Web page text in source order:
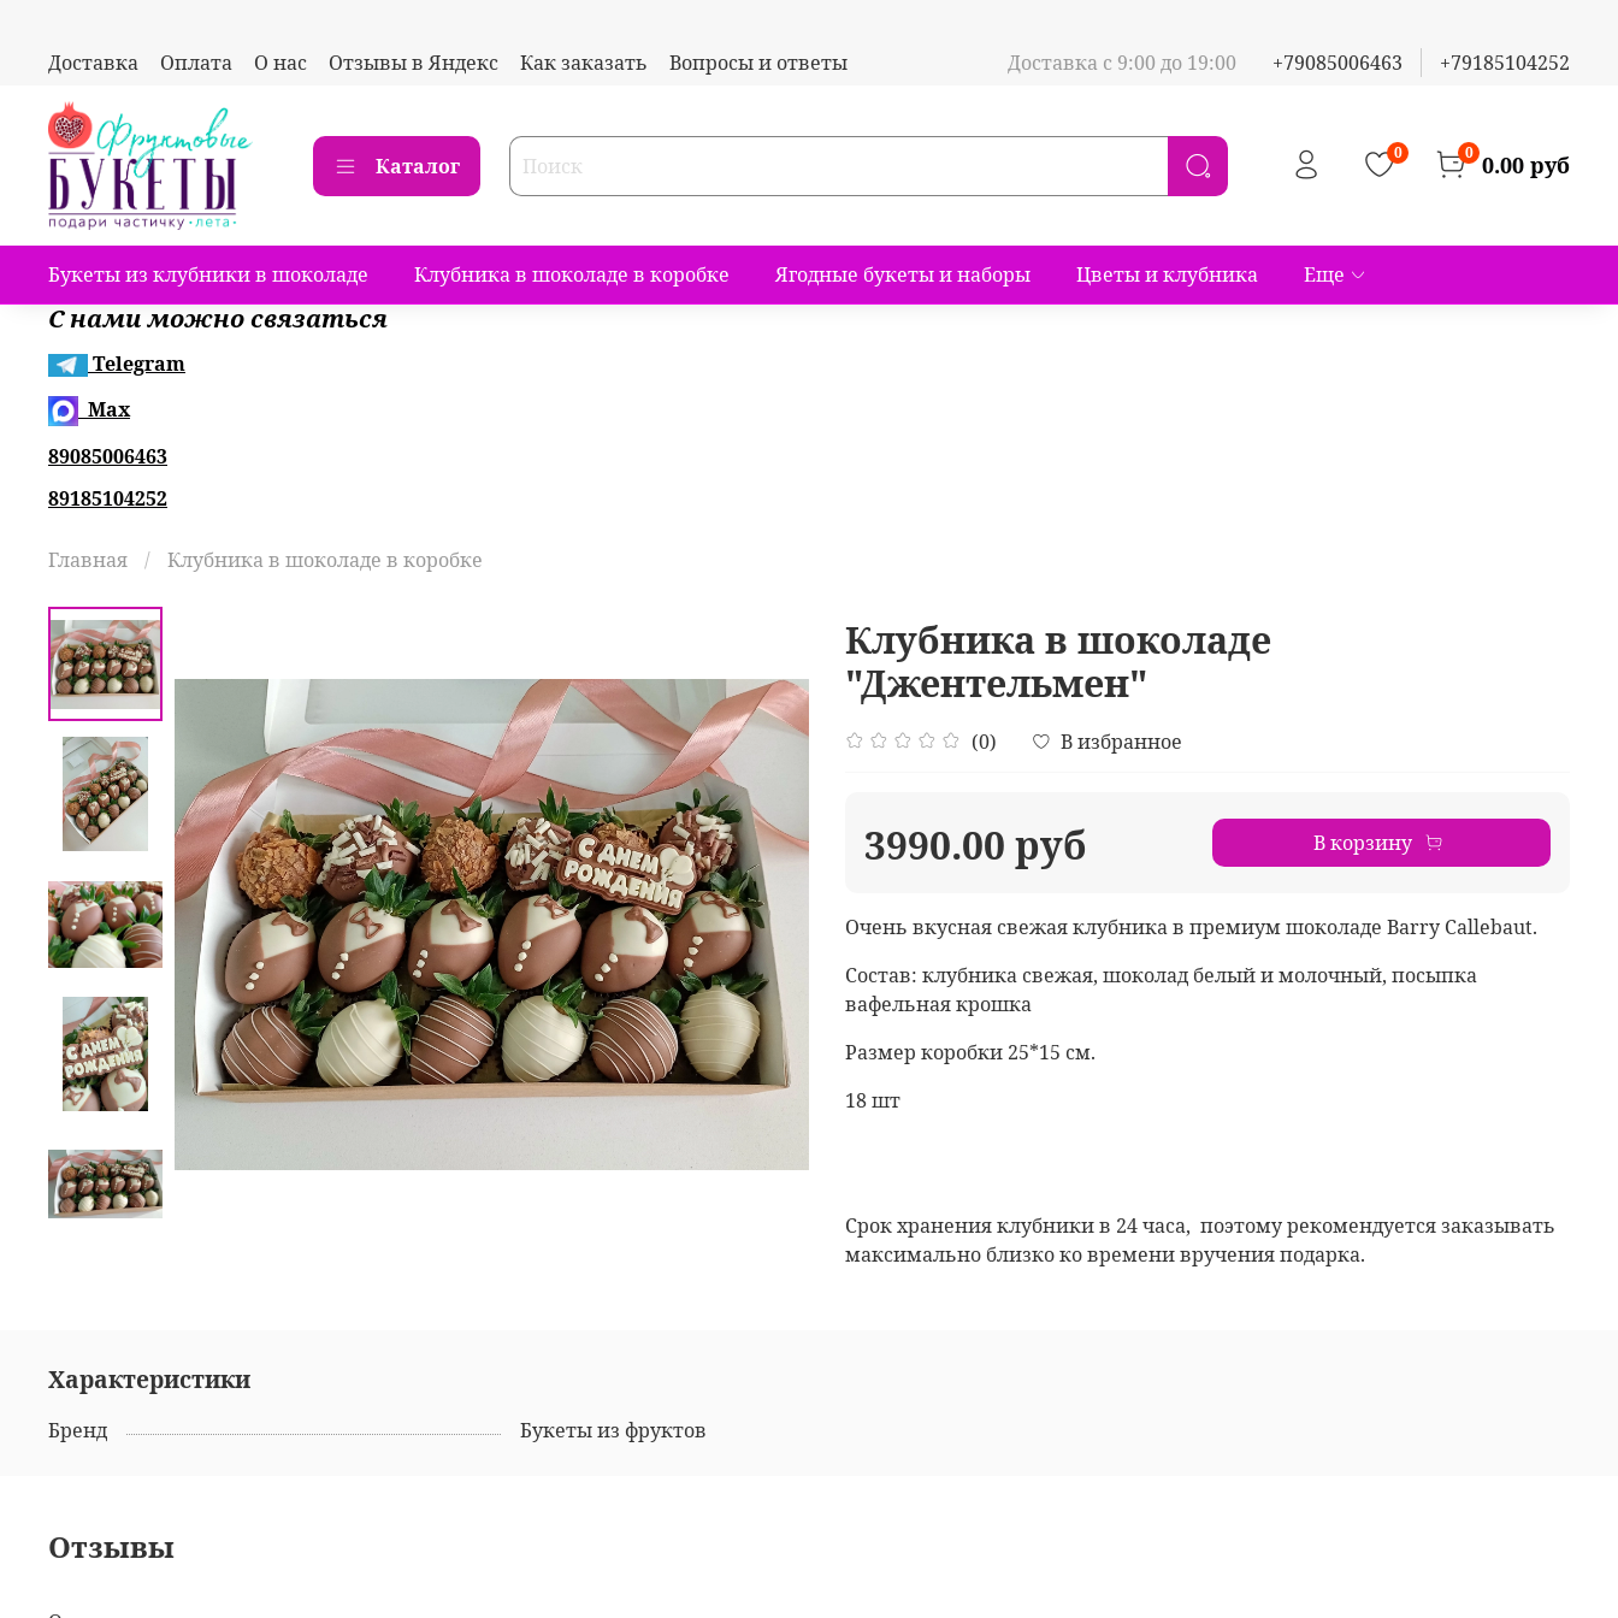
Доставка Оплата О нас Отзывы в Яндекс Как заказать Вопросы и ответы Доставка с 9:00 до 19:00 +79085006463 +79185104252
Каталог
0 0 0.00 руб
Букеты из клубники в шоколаде Клубника в шоколаде в коробке Ягодные букеты и наборы Цветы и клубника Еще
С нами можно связаться
Telegram
Max
89085006463
89185104252
Главная Клубника в шоколаде в коробке
Клубника в шоколаде
"Джентельмен"
(0) В избранное
3990.00 руб В корзину
Очень вкусная свежая клубника в премиум шоколаде Barry Callebaut.
Состав: клубника свежая, шоколад белый и молочный, посыпка
вафельная крошка
Размер коробки 25*15 см.
18 шт
Срок хранения клубники в 24 часа, поэтому рекомендуется заказывать
максимально близко ко времени вручения подарка.
Характеристики
Бренд Букеты из фруктов
Отзывы